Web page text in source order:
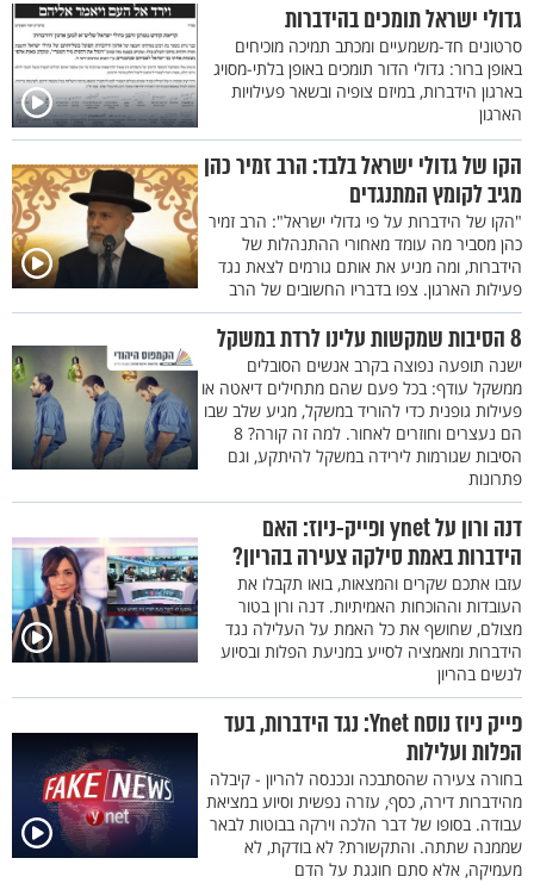
גדולי ישראל תומכים בהידברות
סרטונים חד-משמעיים ומכתב תמיכה מוכיחים
באופן ברור: גדולי הדור תומכים באופן בלתי-מסויג
בארגון הידברות, במיזם צופיה ובשאר פעילויות
הארגון
הקו של גדולי ישראל בלבד: הרב זמיר כהן
מגיב לקומץ המתנגדים
"הקו של הידברות על פי גדולי ישראל": הרב זמיר
כהן מסביר מה עומד מאחורי ההתנהלות של
הידברות, ומה מניע את אותם גורמים לצאת נגד
פעילות הארגון. צפו בדבריו החשובים של הרב
8 הסיבות שמקשות עלינו לרדת במשקל
ישנה תופעה נפוצה בקרב אנשים הסובלים
ממשקל עודף: בכל פעם שהם מתחילים דיאטה או
פעילות גופנית כדי להוריד במשקל, מגיע שלב שבו
הם נעצרים וחוזרים לאחור. למה זה קורה? 8
הסיבות שגורמות לירידה במשקל להיתקע, וגם
פתרונות
דנה ורון על ynet ופייק-ניוז: האם
הידברות באמת סילקה צעירה בהריון?
עזבו אתכם שקרים והמצאות, בואו תקבלו את
העובדות וההוכחות האמיתיות. דנה ורון בטור
מצולם, שחושף את כל האמת על העלילה נגד
הידברות ומאמציה לסייע במניעת הפלות ובסיוע
לנשים בהריון
פייק ניוז נוסח Ynet: נגד הידברות, בעד
הפלות ועלילות
בחורה צעירה שהסתבכה ונכנסה להריון - קיבלה
מהידברות דירה, כסף, עזרה נפשית וסיוע במציאת
עבודה. בסופו של דבר הלכה וירקה בבוטות לבאר
שממנה שתתה. והתקשורת? לא בודקת, לא
מעמיקה, אלא סתם חוגגת על הדם